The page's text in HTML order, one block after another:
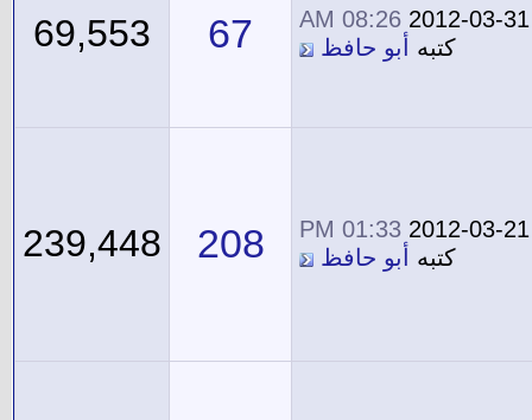
2012-03-31
08:26 AM
كتبه
أبو حافظ 67
69,553
2012-03-21
01:33 PM
كتبه
أبو حافظ 208
239,448